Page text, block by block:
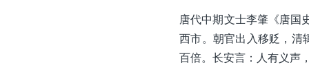
唐代中期文士李肇《唐国
西市。朝官出入移贬，清
百倍。长安言：人有义声